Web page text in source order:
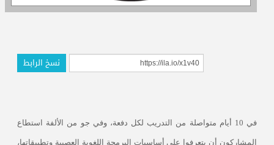
نسخ الرابط
في 10 أيام متواصلة من التدريب لكل دفعة، وفي جو من الألفة استطاع
المشاركون أن يتعرفوا على أساسيات البرمجة اللغوية العصبية وتطبيقاتها،